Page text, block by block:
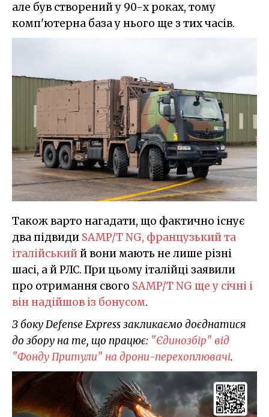
але був створений у 90-х роках, тому
комп'ютерна база у нього ще з тих часів.
Також варто нагадати, що фактично існує
два підвиди SAMP/T NG, французький та
італійськийй вони мають не лише різні
шасі, а й РЛС. При цьому італійці заявили
про отримання свого SAMP/T NG ще у січні і
він надійшов із бонусом.
З боку Defense Express закликаємо доєднатися
до збору на те, що працює: "Єдинозбір" від
"Фонду Притули" на дрони-перехоплювачі.